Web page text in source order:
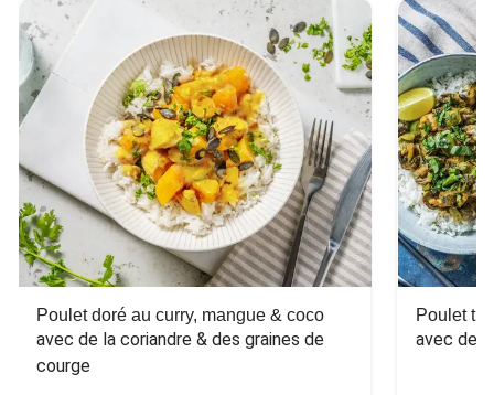
Poulet doré au curry, mangue & coco
avec de la coriandre & des graines de
courge
Poulet
avec des